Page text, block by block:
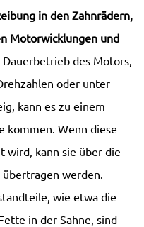
in den Zahnrädern,
Motorwicklungen und
Dauerbetrieb des Motors,
oder unter
kann es zu einem
kommen. Wenn diese
wird, kann sie über die
werden.
wie etwa die
in der Sahne, sind